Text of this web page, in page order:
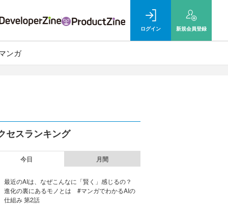
ログイン 新規会員登録
ンガ
セスランキング
今日 月間
最近のAIは、なぜこんなに「賢く」感じるの？
進化の裏にあるモノとは #マンガでわかるAIの
仕組み 第2話